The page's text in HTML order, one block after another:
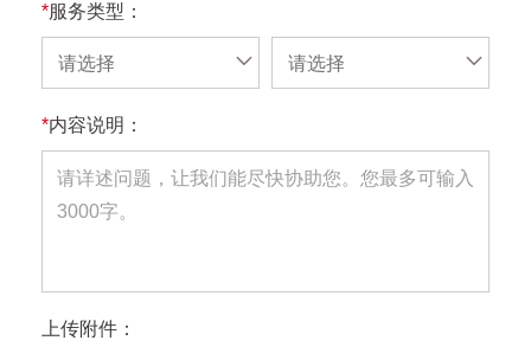
*服务类型：
请选择 请选择
*内容说明：
上传附件：